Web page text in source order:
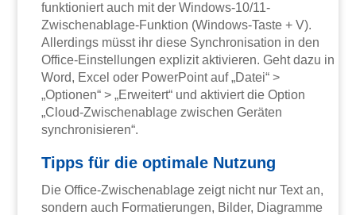
funktioniert auch mit der Windows-10/11-
Zwischenablage-Funktion (Windows-Taste + V).
Allerdings müsst ihr diese Synchronisation in den
Office-Einstellungen explizit aktivieren. Geht dazu in
Word, Excel oder PowerPoint auf „Datei“ >
„Optionen“ > „Erweitert“ und aktiviert die Option
„Cloud-Zwischenablage zwischen Geräten
synchronisieren“.
Tipps für die optimale Nutzung
Die Office-Zwischenablage zeigt nicht nur Text an,
sondern auch Formatierungen, Bilder, Diagramme